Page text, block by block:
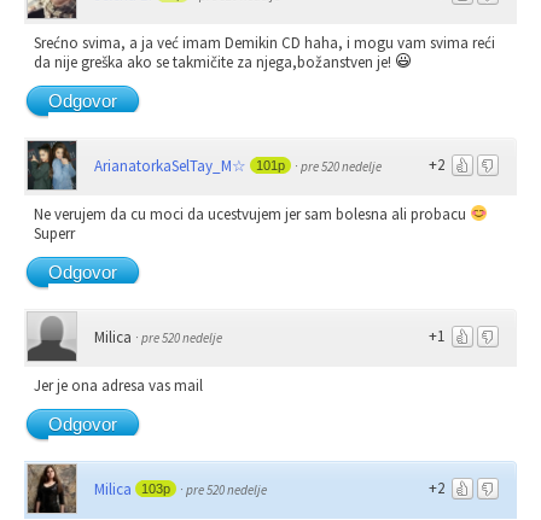
Srećno svima, a ja već imam Demikin CD haha, i mogu vam svima reći
da nije greška ako se takmičite za njega,božanstven je!
Odgovor
+2
ArianatorkaSelTay_M☆ 101p · pre 520 nedelje
Ne verujem da cu moci da ucestvujem jer sam bolesna ali probacu
Superr
Odgovor
+1
Milica · pre 520 nedelje
Jer je ona adresa vas mail
Odgovor
+2
Milica 103p · pre 520 nedelje